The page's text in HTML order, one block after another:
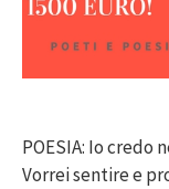
POESIA: Io
Vorrei sentire e